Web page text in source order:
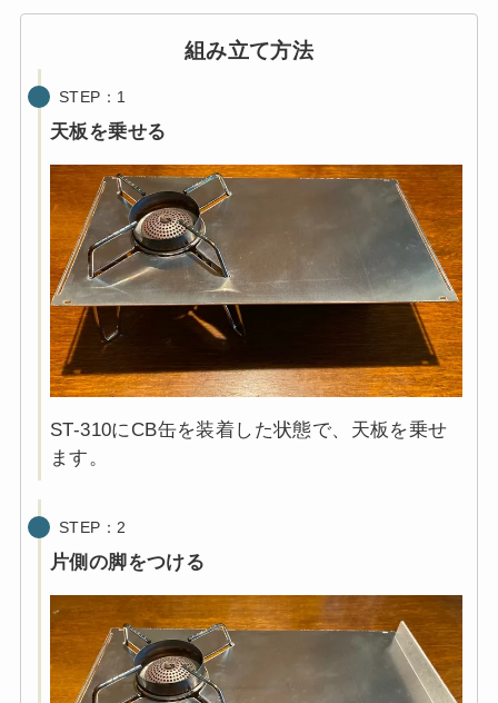
組み立て方法
STEP：1
天板を乗せる
ST-310にCB缶を装着した状態で、天板を乗せ
ます。
STEP：2
片側の脚をつける